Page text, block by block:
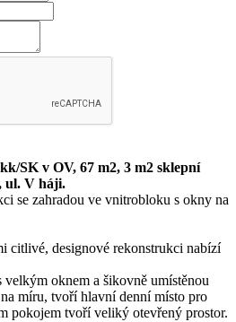
SK v OV, 67 m2, 3 m2 sklepní
ul. V háji.
se zahradou ve vnitrobloku s okny na
citlivé, designové rekonstrukci nabízí
oknem a šikovně umístěnou
míru, tvoří hlavní denní místo pro
pokojem tvoří veliký otevřený prostor.